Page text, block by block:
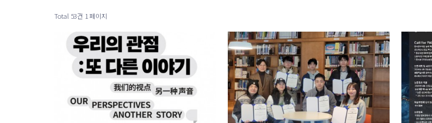
Total 53건 1 페이지